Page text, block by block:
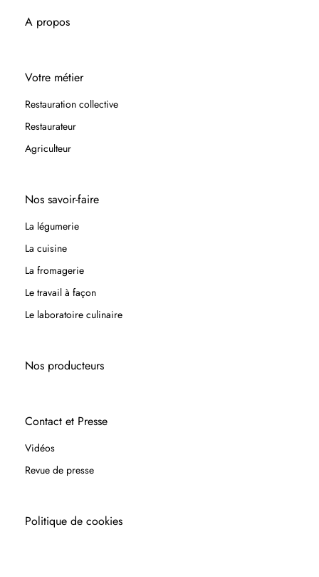
A propos
Votre métier
Restauration collective
Restaurateur
Agriculteur
Nos savoir-faire
La légumerie
La cuisine
La fromagerie
Le travail à façon
Le laboratoire culinaire
Nos producteurs
Contact et Presse
Vidéos
Revue de presse
Politique de cookies